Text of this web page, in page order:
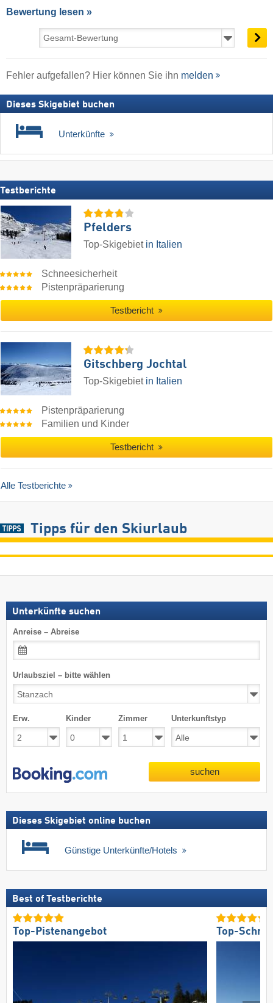
Bewertung lesen »
Fehler aufgefallen? Hier können Sie ihn melden
Dieses Skigebiet buchen
Unterkünfte
Testberichte
Pfelders
Top-Skigebiet in Italien
Schneesicherheit
Pistenpräparierung
Testbericht
Gitschberg Jochtal
Top-Skigebiet in Italien
Pistenpräparierung
Familien und Kinder
Testbericht
Alle Testberichte
Tipps für den Skiurlaub
Unterkünfte suchen
Anreise – Abreise
Urlaubsziel – bitte wählen
Erw. Kinder Zimmer Unterkunftstyp
suchen
Dieses Skigebiet online buchen
Günstige Unterkünfte/Hotels
Best of Testberichte
Top-Pistenangebot Top-